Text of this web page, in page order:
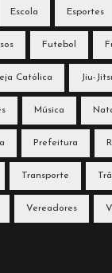
Escola Esportes
Futebol
Católica Jiu-
Música
Prefeitura
Transporte
Vereadores